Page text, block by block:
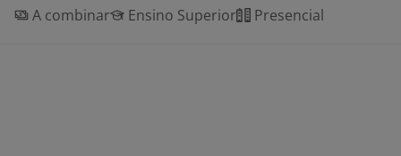
A combinar
Ensino Superior Presencial